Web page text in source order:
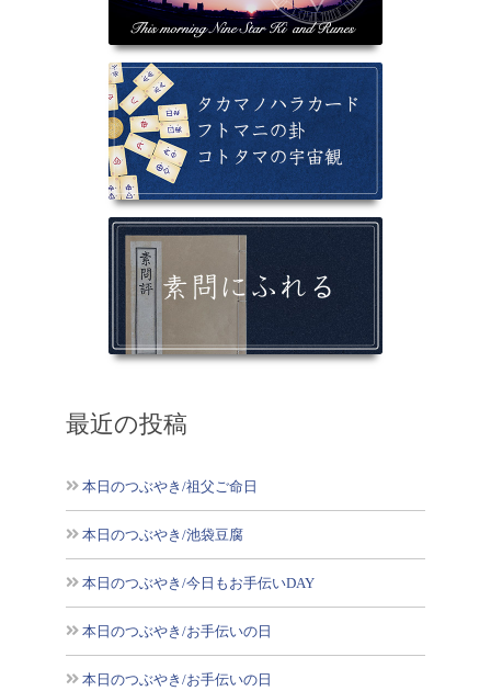
最近の投稿
本日のつぶやき/祖父ご命日
本日のつぶやき/池袋豆腐
本日のつぶやき/今日もお手伝いDAY
本日のつぶやき/お手伝いの日
本日のつぶやき/お手伝いの日